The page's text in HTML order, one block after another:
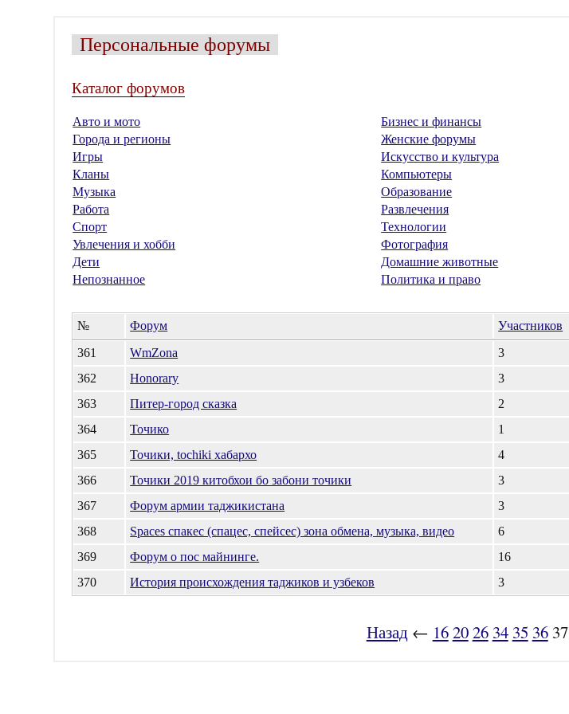
Персональные форумы
Каталог форумов
Авто и мото Бизнес и финансы
Города и регионы
Женские форумы
Игры
Искусство и культура
Кланы
Компьютеры
Музыка
Образование
Работа
Развлечения
Спорт
Технологии
Увлечения и хобби
Фотография
Дети
Домашние животные
Непознанное
Политика и право
№ Форум Участников
361
WmZona 3
362
Honorary 3
363
Питер-город сказка 2
364
Точико 1
365
Точики, tochiki хабархо 4
366
Точики 2019 китобхои бо забони точики 3
367
Форум армии таджикистана 3
368
Spaces спакес (спацес, спейсес) зона обмена, музыка, видео 6
369
Форум о пос майнинге. 16
370
История происхождения таджиков и узбеков 3
Назад← 162026 34 35 36 37